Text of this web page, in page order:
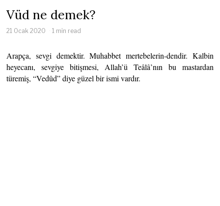
Vüd ne demek?
21 Ocak 2020 1 min read
Arapça, sevgi demektir. Muhabbet mertebelerin-dendir. Kalbin
heyecanı, sevgiye bitişmesi, Allah’ü Teâlâ’nın bu mastardan
türemiş, “Vedûd” diye güzel bir ismi vardır.